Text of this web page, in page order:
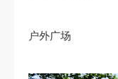
户外广场